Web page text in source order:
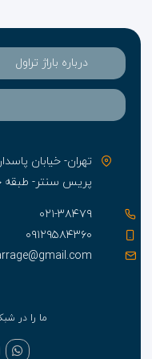
درباره باراژ تراول
تهران- خیابان
پریس سنتر- طبقه
۰۲۱-۳۸۴۷۹
۰۹۱۲۹۵۸۴۳۶۰
ما را در